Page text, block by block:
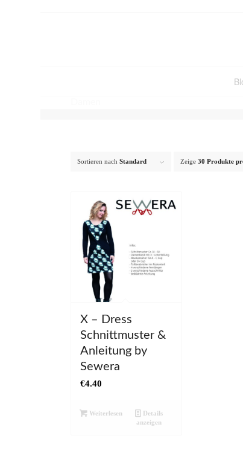
Sortieren nachStandard Zeige30 Produkte
X – Dress
Schnittmuster &
Anleitung by
Sewera
€4.40
Weiterlesen
Details
anzeigen